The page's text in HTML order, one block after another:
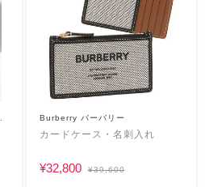
Burberry バーバリー
カードケース・名刺入れ
¥32,800 ¥39,600